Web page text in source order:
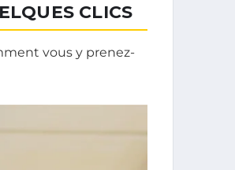
CLICS
vous y prenez-